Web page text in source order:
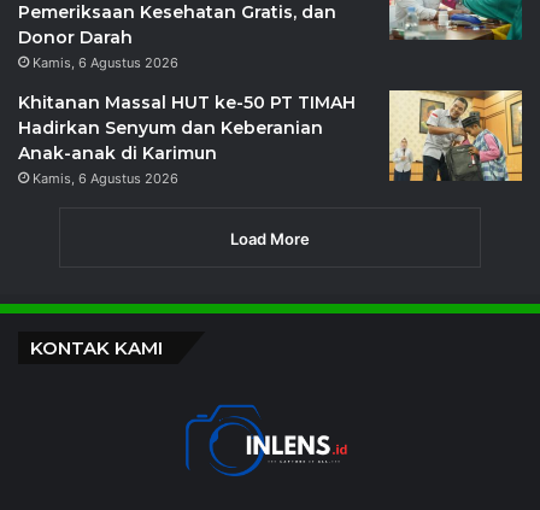
Pemeriksaan Kesehatan Gratis, dan
Donor Darah
Kamis, 6 Agustus 2026
Khitanan Massal HUT ke-50 PT TIMAH
Hadirkan Senyum dan Keberanian
Anak-anak di Karimun
Kamis, 6 Agustus 2026
Load More
KONTAK KAMI